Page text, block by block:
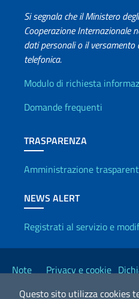
Questo sito utilizza cookies
Si segnala che il Ministero
Cooperazione Internazionale
dati personali o il
telefonica.
Info utili
Modulo di richiesta
Domande frequenti
TRASPARENZA
Amministrazione
NEWS ALERT
Registrati al servizio e
Link Utili
Note
Privacy e cookie